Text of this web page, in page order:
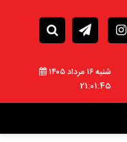
شنبه ۱۶ مرداد ۱۴۰۵
21:01:47